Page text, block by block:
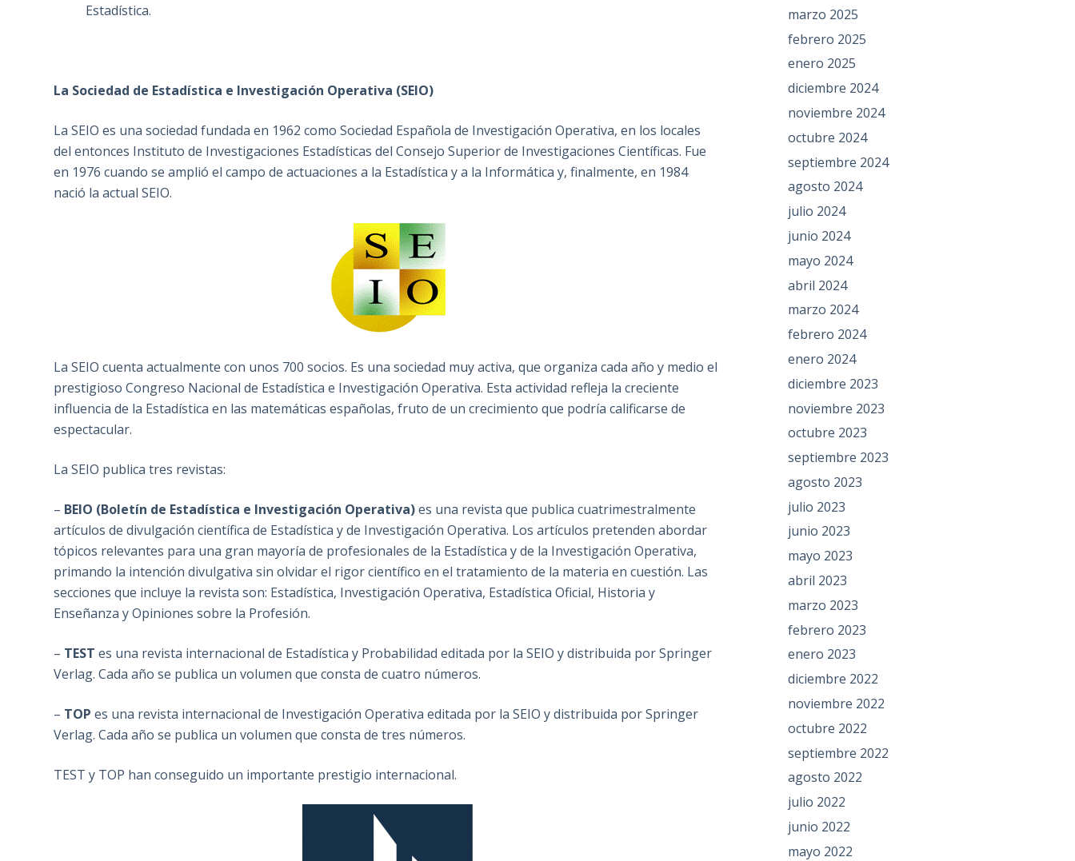
Estadística.
La Sociedad de Estadística e Investigación Operativa (SEIO)
La SEIO es una sociedad fundada en 1962 como Sociedad Española de Investigación Operativa, en los locales
del entonces Instituto de Investigaciones Estadísticas del Consejo Superior de Investigaciones Científicas. Fue
en 1976 cuando se amplió el campo de actuaciones a la Estadística y a la Informática y, finalmente, en 1984
nació la actual SEIO.
La SEIO cuenta actualmente con unos 700 socios. Es una sociedad muy activa, que organiza cada año y medio el
prestigioso Congreso Nacional de Estadística e Investigación Operativa. Esta actividad refleja la creciente
influencia de la Estadística en las matemáticas españolas, fruto de un crecimiento que podría calificarse de
espectacular.
La SEIO publica tres revistas:
– BEIO (Boletín de Estadística e Investigación Operativa)es una revista que publica cuatrimestralmente
artículos de divulgación científica de Estadística y de Investigación Operativa. Los artículos pretenden abordar
tópicos relevantes para una gran mayoría de profesionales de la Estadística y de la Investigación Operativa,
primando la intención divulgativa sin olvidar el rigor científico en el tratamiento de la materia en cuestión. Las
secciones que incluye la revista son: Estadística, Investigación Operativa, Estadística Oficial, Historia y
Enseñanza y Opiniones sobre la Profesión.
– TEST es una revista internacional de Estadística y Probabilidad editada por la SEIO y distribuida por Springer
Verlag. Cada año se publica un volumen que consta de cuatro números.
– TOP es una revista internacional de Investigación Operativa editada por la SEIO y distribuida por Springer
Verlag. Cada año se publica un volumen que consta de tres números.
TEST y TOP han conseguido un importante prestigio internacional.
marzo 2025
febrero 2025
enero 2025
diciembre 2024
noviembre 2024
octubre 2024
septiembre 2024
agosto 2024
julio 2024
junio 2024
mayo 2024
abril 2024
marzo 2024
febrero 2024
enero 2024
diciembre 2023
noviembre 2023
octubre 2023
septiembre 2023
agosto 2023
julio 2023
junio 2023
mayo 2023
abril 2023
marzo 2023
febrero 2023
enero 2023
diciembre 2022
noviembre 2022
octubre 2022
septiembre 2022
agosto 2022
julio 2022
junio 2022
mayo 2022